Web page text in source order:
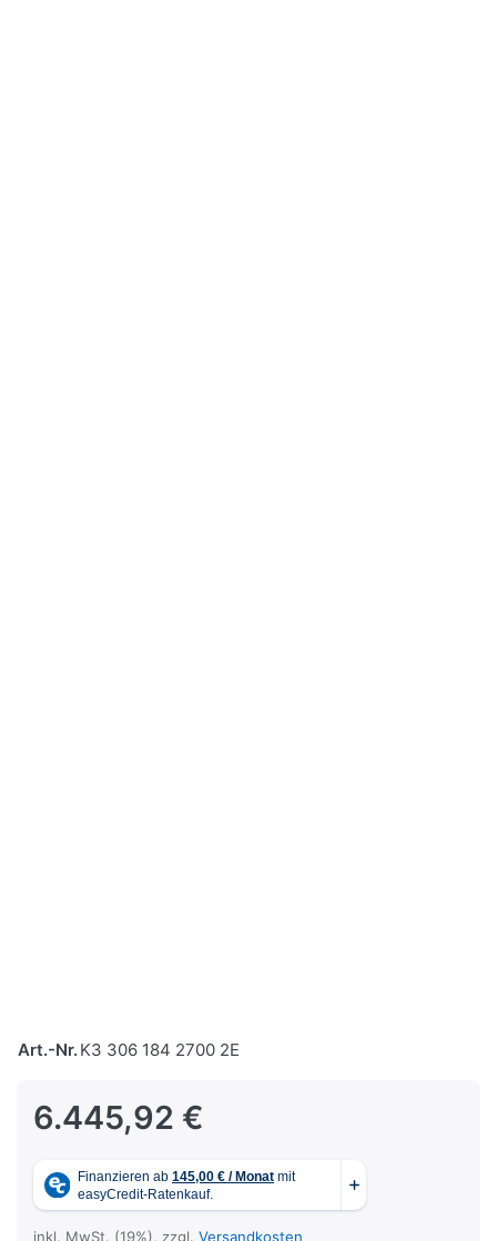
Art.-Nr.K3 306 184 2700 2E
6.445,92 €
inkl. MwSt. (19%), zzgl. Versandkosten